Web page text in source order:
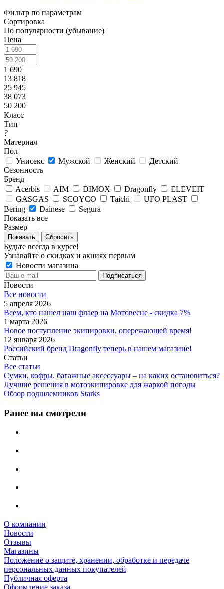
Фильтр по параметрам
Сортировка
По популярности (убывание)
Цена
1 690
13 818
25 945
38 073
50 200
Класс
Тип
?
Материал
Пол
Унисекс
Мужской Женский
Детский
Сезонность
Бренд
Acerbis
AIM DIMOX Dragonfly
ELEVEIT
GASGAS
SCOYCO Taichi
UFO PLAST
Bering
Dainese
Segura
Показать все
Размер
Сбросить
Будьте всегда в курсе!
Узнавайте о скидках и акциях первым
Новости магазина
Новости
Все новости
5 апреля 2026
Всем, кто нашел наш флаер на Мотовесне - скидка 7%
1 марта 2026
Новое поступление экипировки, опережающей время!
12 января 2026
Российский бренд Dragonfly теперь в нашем магазине!
Статьи
Все статьи
Сумки, кофры, багажные аксессуары – на каких остановиться?
Лучшие решения в мотоэкипировке для жаркой погоды
Обзор подшлемников Starks
Ранее вы смотрели
О компании
Новости
Отзывы
Магазины
Положение о защите, хранении, обработке и передаче
персональных данных покупателей
Публичная оферта
Оформление заказа